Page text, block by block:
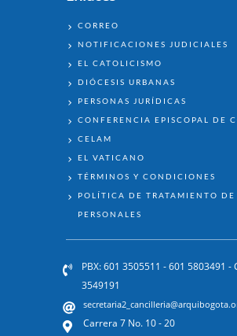
ENLACES
CORREO
NOTIFICACIONES JUDICIALES
EL CATOLICISMO
DIÓCESIS URBANAS
PERSONAS JURÍDICAS
CONFERENCIA EPISCOPAL DE
CELAM
EL VATICANO
TÉRMINOS Y CONDICIONES
POLÍTICA DE TRATAMIENTO DE
PERSONALES
PBX: 601 3505511 - 601 5803491 -
3549191
Carrera 7 No. 10 - 20